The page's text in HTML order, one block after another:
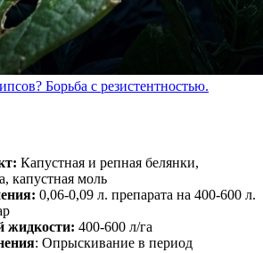
Борьба с резистентностью.
Капустная и репная белянки,
капустная моль
0,06-0,09 л. препарата на 400-600 л.
жидкости: 400-600 л/га
: Опрыскивание в период